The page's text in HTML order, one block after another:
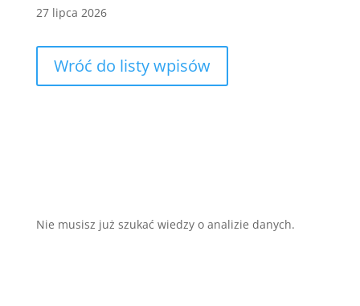
27 lipca 2026
Wróć do listy wpisów
Nie musisz już szukać wiedzy o analizie danych.